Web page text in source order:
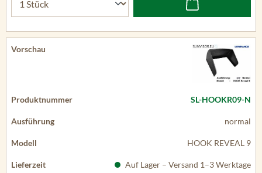
SL-HOOKR09-N
normal
HOOK REVEAL 9
Auf Lager – Versand 1–3 Werktage